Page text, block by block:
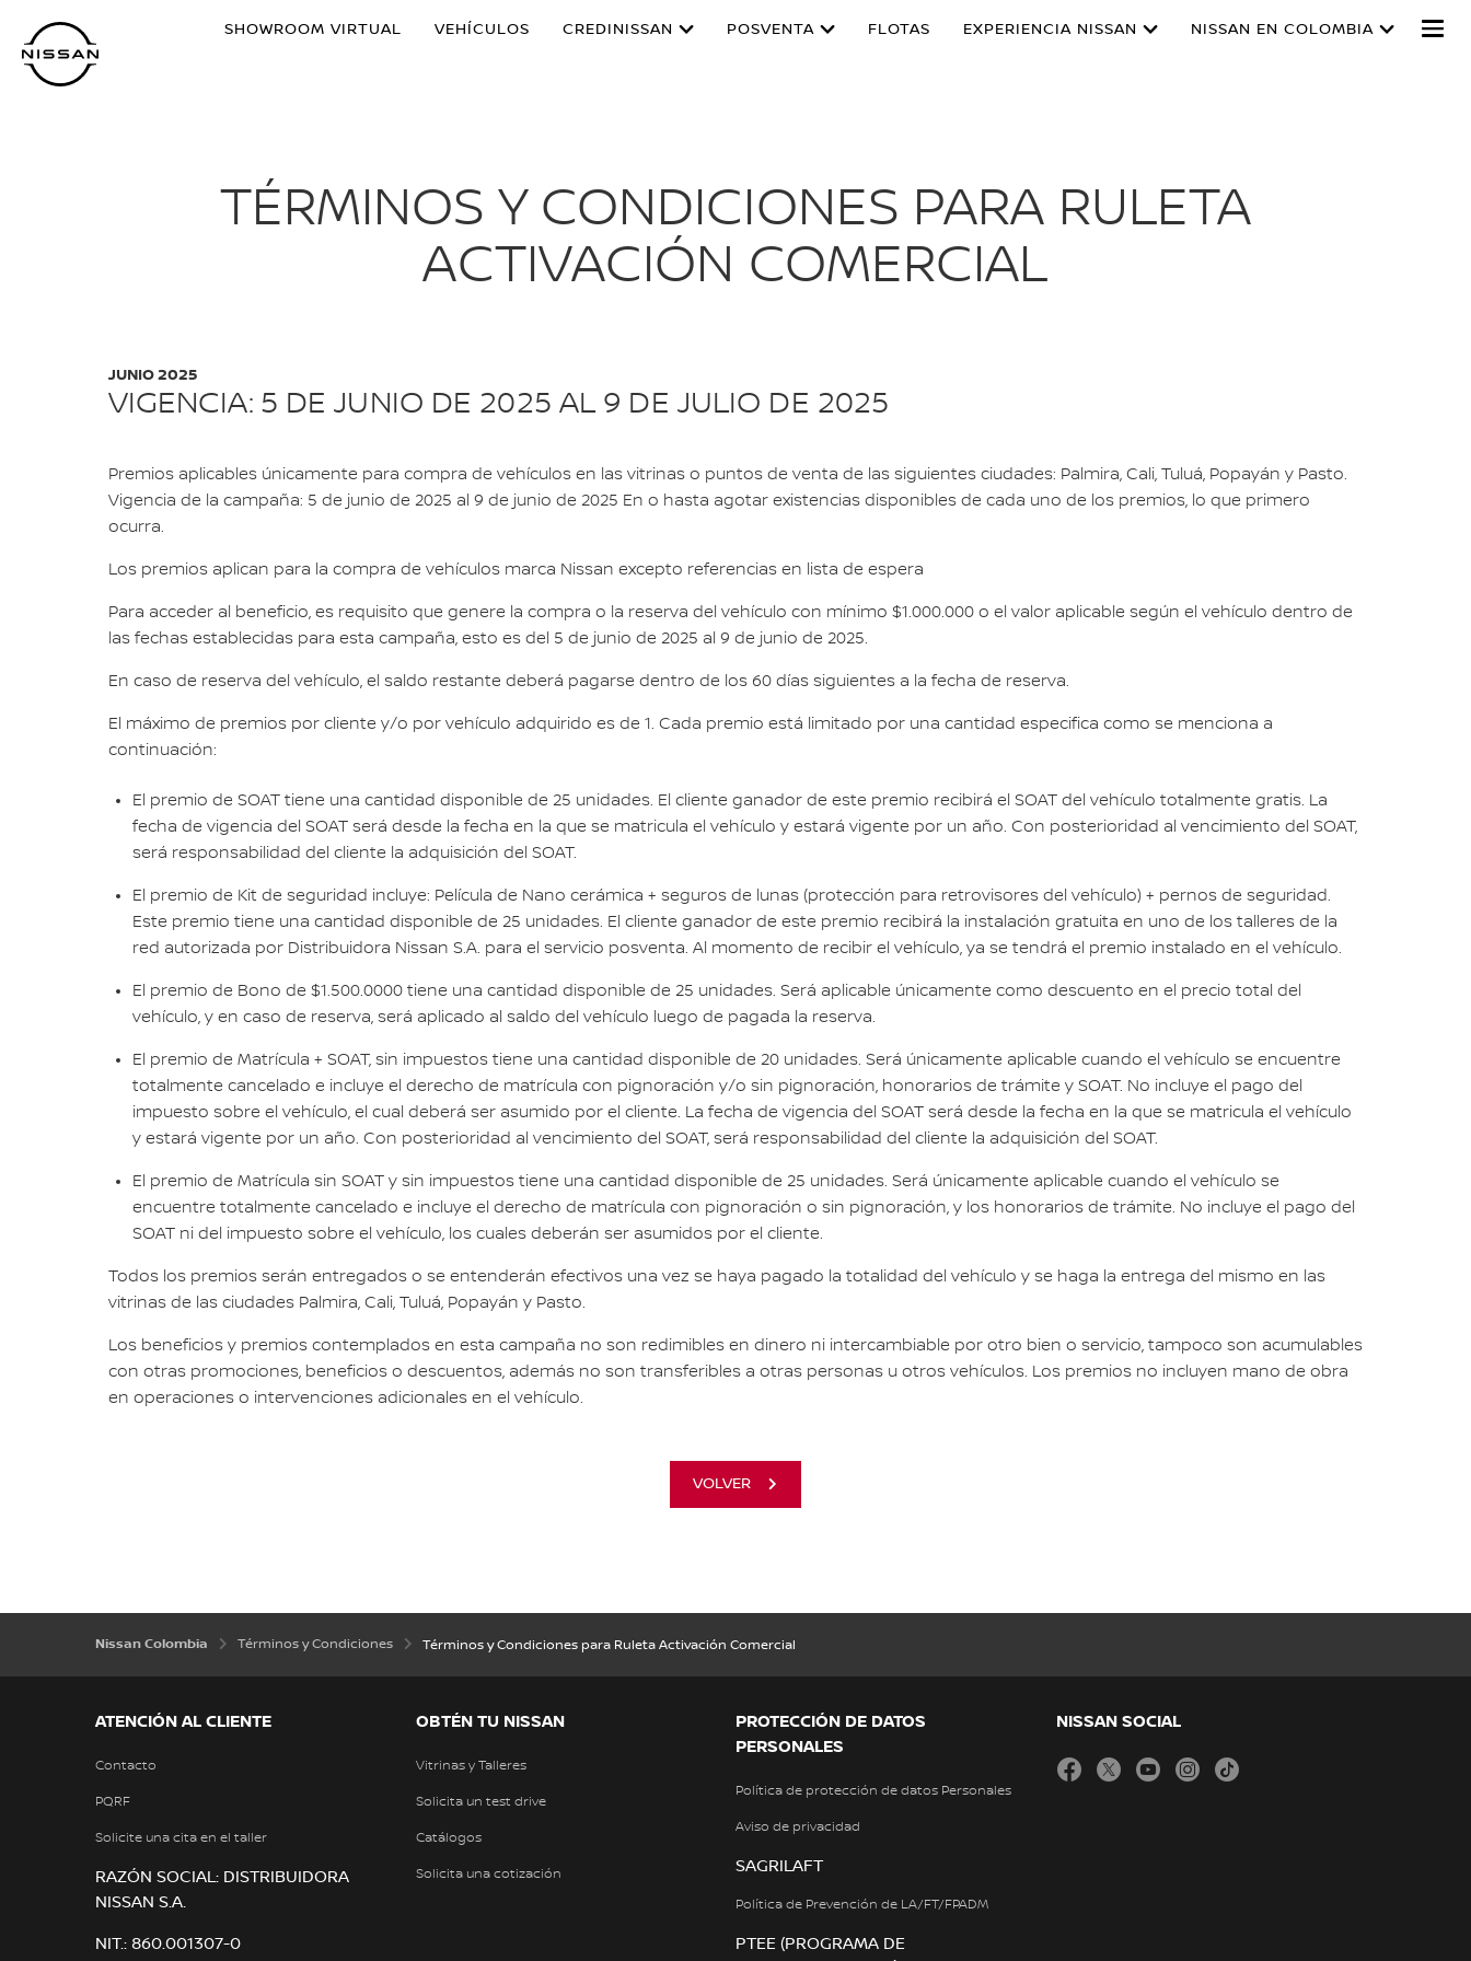
contenido
principal
SHOWROOM VIRTUAL VEHÍCULOS CREDINISSAN POSVENTA FLOTAS EXPERIENCIA NISSAN NISSAN EN COLOMBIA
TÉRMINOS Y CONDICIONES PARA RULETA
ACTIVACIÓN COMERCIAL
VIGENCIA: 5 DE JUNIO DE 2025 AL 9 DE JULIO DE 2025
JUNIO 2025
Premios aplicables únicamente para compra de vehículos en las vitrinas o puntos de venta de las siguientes ciudades: Palmira, Cali, Tuluá, Popayán y Pasto.
Vigencia de la campaña: 5 de junio de 2025 al 9 de junio de 2025 En o hasta agotar existencias disponibles de cada uno de los premios, lo que primero
ocurra.
Los premios aplican para la compra de vehículos marca Nissan excepto referencias en lista de espera
Para acceder al beneficio, es requisito que genere la compra o la reserva del vehículo con mínimo $1.000.000 o el valor aplicable según el vehículo dentro de
las fechas establecidas para esta campaña, esto es del 5 de junio de 2025 al 9 de junio de 2025.
En caso de reserva del vehículo, el saldo restante deberá pagarse dentro de los 60 días siguientes a la fecha de reserva.
El máximo de premios por cliente y/o por vehículo adquirido es de 1. Cada premio está limitado por una cantidad especifica como se menciona a
continuación:
El premio de SOAT tiene una cantidad disponible de 25 unidades. El cliente ganador de este premio recibirá el SOAT del vehículo totalmente gratis. La
fecha de vigencia del SOAT será desde la fecha en la que se matricula el vehículo y estará vigente por un año. Con posterioridad al vencimiento del SOAT,
será responsabilidad del cliente la adquisición del SOAT.
El premio de Kit de seguridad incluye: Película de Nano cerámica + seguros de lunas (protección para retrovisores del vehículo) + pernos de seguridad.
Este premio tiene una cantidad disponible de 25 unidades. El cliente ganador de este premio recibirá la instalación gratuita en uno de los talleres de la
red autorizada por Distribuidora Nissan S.A. para el servicio posventa. Al momento de recibir el vehículo, ya se tendrá el premio instalado en el vehículo.
El premio de Bono de $1.500.0000 tiene una cantidad disponible de 25 unidades. Será aplicable únicamente como descuento en el precio total del
vehículo, y en caso de reserva, será aplicado al saldo del vehículo luego de pagada la reserva.
El premio de Matrícula + SOAT, sin impuestos tiene una cantidad disponible de 20 unidades. Será únicamente aplicable cuando el vehículo se encuentre
totalmente cancelado e incluye el derecho de matrícula con pignoración y/o sin pignoración, honorarios de trámite y SOAT. No incluye el pago del
impuesto sobre el vehículo, el cual deberá ser asumido por el cliente. La fecha de vigencia del SOAT será desde la fecha en la que se matricula el vehículo
y estará vigente por un año. Con posterioridad al vencimiento del SOAT, será responsabilidad del cliente la adquisición del SOAT.
El premio de Matrícula sin SOAT y sin impuestos tiene una cantidad disponible de 25 unidades. Será únicamente aplicable cuando el vehículo se
encuentre totalmente cancelado e incluye el derecho de matrícula con pignoración o sin pignoración, y los honorarios de trámite. No incluye el pago del
SOAT ni del impuesto sobre el vehículo, los cuales deberán ser asumidos por el cliente.
Todos los premios serán entregados o se entenderán efectivos una vez se haya pagado la totalidad del vehículo y se haga la entrega del mismo en las
vitrinas de las ciudades Palmira, Cali, Tuluá, Popayán y Pasto.
Los beneficios y premios contemplados en esta campaña no son redimibles en dinero ni intercambiable por otro bien o servicio, tampoco son acumulables
con otras promociones, beneficios o descuentos, además no son transferibles a otras personas u otros vehículos. Los premios no incluyen mano de obra
en operaciones o intervenciones adicionales en el vehículo.
VOLVER
Nissan Colombia Términos y Condiciones Términos y Condiciones para Ruleta Activación Comercial
ATENCIÓN AL CLIENTE
Contacto
PQRF
Solicite una cita en el taller
RAZÓN SOCIAL: DISTRIBUIDORA
NISSAN S.A.
NIT.: 860.001307-0
OBTÉN TU NISSAN
Vitrinas y Talleres
Solicita un test drive
Catálogos
Solicita una cotización
PROTECCIÓN DE DATOS
PERSONALES
Política de protección de datos Personales
Aviso de privacidad
SAGRILAFT
Política de Prevención de LA/FT/FPADM
PTEE (PROGRAMA DE
NISSAN SOCIAL
facebooktwitteryoutubeinstagram
tiktok